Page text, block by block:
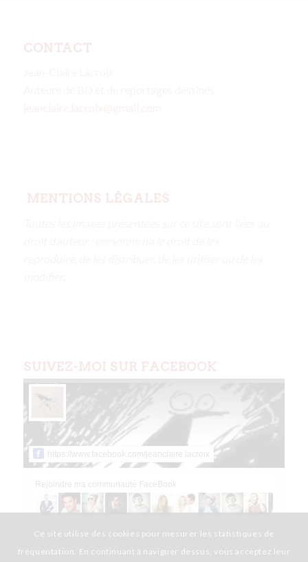
CONTACT
MENTIONS LÉGALES
SUIVEZ-MOI SUR FACEBOOK
https://www.facebook.com/jeanclaire.lacroix
Rejoindre ma communauté FaceBook
Ce site utilise des cookies pour mesurer les statistiques de
fréquentation. En continuant à naviguer dessus, vous acceptez leur